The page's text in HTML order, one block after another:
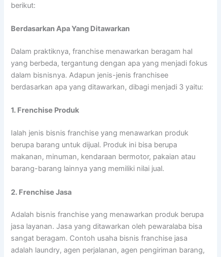
berikut:
Berdasarkan Apa Yang Ditawarkan
Dalam praktiknya, franchise menawarkan beragam hal
yang berbeda, tergantung dengan apa yang menjadi fokus
dalam bisnisnya. Adapun jenis-jenis franchisee
berdasarkan apa yang ditawarkan, dibagi menjadi 3 yaitu:
1. Frenchise Produk
Ialah jenis bisnis franchise yang menawarkan produk
berupa barang untuk dijual. Produk ini bisa berupa
makanan, minuman, kendaraan bermotor, pakaian atau
barang-barang lainnya yang memiliki nilai jual.
2. Frenchise Jasa
Adalah bisnis franchise yang menawarkan produk berupa
jasa layanan. Jasa yang ditawarkan oleh pewaralaba bisa
sangat beragam. Contoh usaha bisnis franchise jasa
adalah laundry, agen perjalanan, agen pengiriman barang,